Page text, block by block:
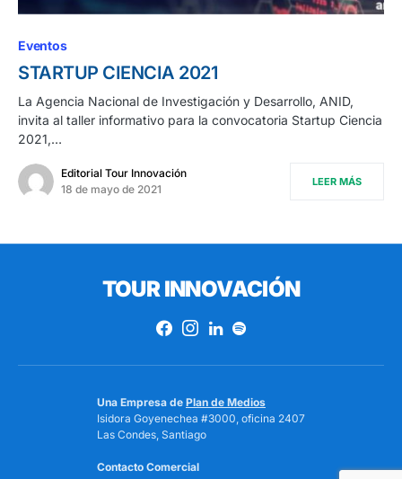
Eventos
STARTUP CIENCIA 2021
La Agencia Nacional de Investigación y Desarrollo, ANID,
invita al taller informativo para la convocatoria Startup Ciencia
2021,…
Editorial Tour Innovación
18 de mayo de 2021
LEER MÁS
TOUR INNOVACIÓN
Una Empresa de Plan de Medios
Isidora Goyenechea #3000, oficina 2407
Las Condes, Santiago
Contacto Comercial